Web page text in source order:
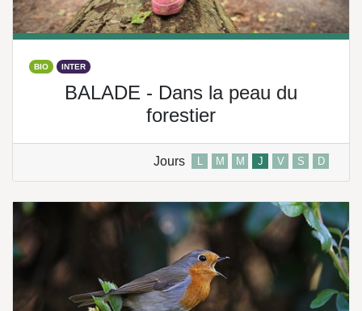
BIO INTER
BALADE - Dans la peau du
forestier
Jours L M M J V S D